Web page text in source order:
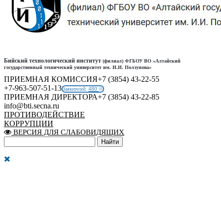
Бийский технологический институт (филиал) ФГБОУ ВО «Алтайский
государственный технический университет им. И.И. Ползунова»
ПРИЕМНАЯ КОМИССИЯ+7 (3854) 43-22-55
+7-963-507-51-13Заявителей: 480
ПРИЕМНАЯ ДИРЕКТОРА+7 (3854) 43-22-85
info@bti.secna.ru
ПРОТИВОДЕЙСТВИЕ
КОРРУПЦИИ
ВЕРСИЯ ДЛЯ СЛАБОВИДЯЩИХ